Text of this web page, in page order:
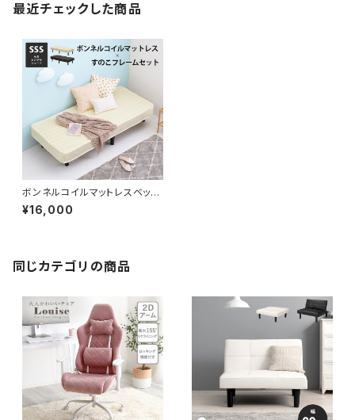
最近チェックした商品
ボンネルコイルマットレスベッド
ベッド セミシングルショートベッ
ド 一人暮らし 2色展開
¥16,000
同じカテゴリの商品